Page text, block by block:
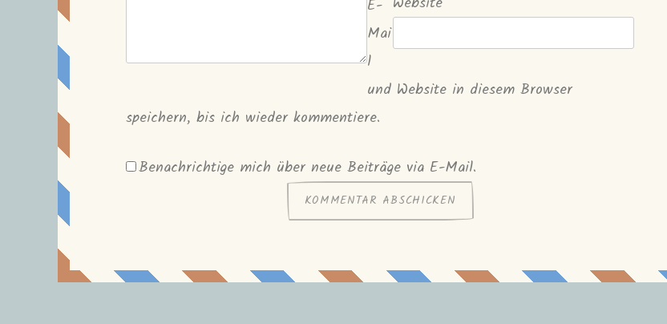
E-
Mai
l
und Website in diesem Browser
speichern, bis ich wieder kommentiere.
Benachrichtige mich über neue Beiträge via E-Mail.